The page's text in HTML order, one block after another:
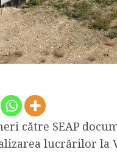
către SEAP
lucrărilor la